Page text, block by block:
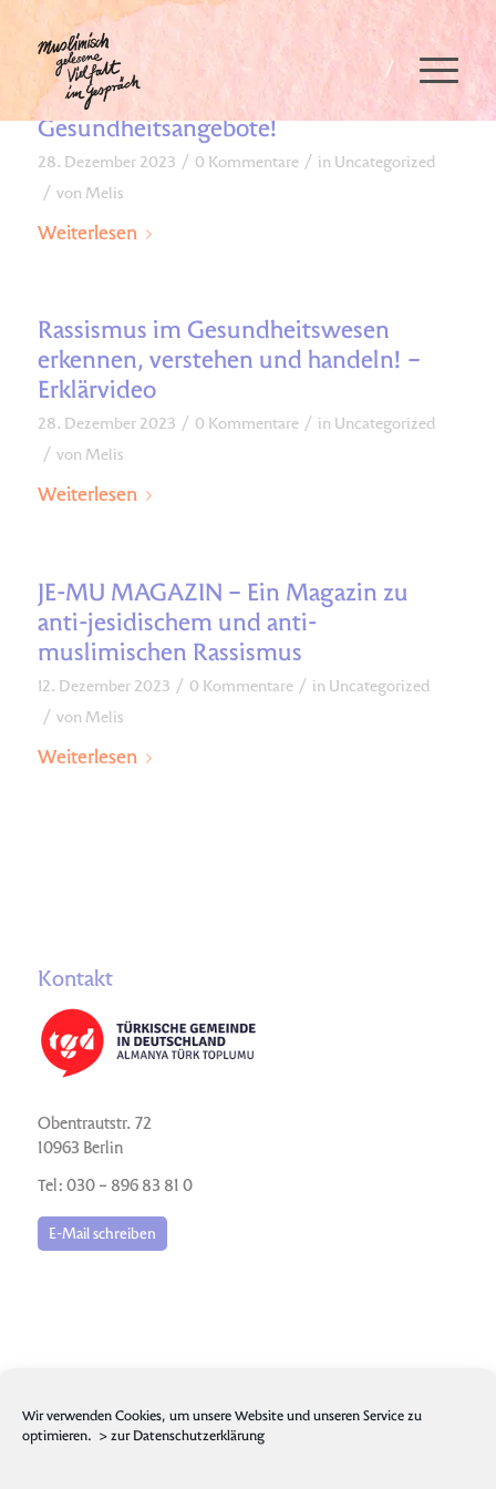
Wir verwenden Cookies, um unsere Website und unseren Service zu
optimieren. > zur Datenschutzerklärung
sihat – Deine Plattform für
rassismussensible
Gesundheitsangebote!
28. Dezember 2023 / 0 Kommentare / in Uncategorized
/ von Melis
Weiterlesen
Rassismus im Gesundheitswesen
erkennen, verstehen und handeln! –
Erklärvideo
28. Dezember 2023 / 0 Kommentare / in Uncategorized
/ von Melis
Weiterlesen
JE-MU MAGAZIN – Ein Magazin zu
anti-jesidischem und anti-
muslimischen Rassismus
12. Dezember 2023 / 0 Kommentare / in Uncategorized
/ von Melis
Weiterlesen
Kontakt
Obentrautstr. 72
10963 Berlin
Tel: 030 – 896 83 81 0
E-Mail schreiben